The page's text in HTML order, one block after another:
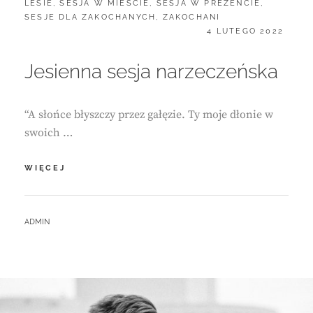
LESIE ,SESJA W MIEŚCIE , SESJA W PREZENCIE ,
SESJE DLA ZAKOCHANYCH , ZAKOCHANI
POSTED
4 LUTEGO 2022
Jesienna sesja narzeczeńska
“A słońce błyszczy przez gałęzie. Ty moje dłonie w
swoich …
WIĘCEJ
NARZECZEŃSKA
BY
ADMIN